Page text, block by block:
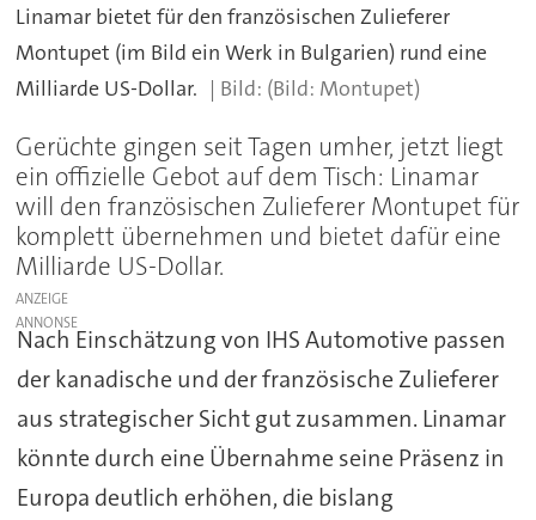
Linamar bietet für den französischen Zulieferer
Montupet (im Bild ein Werk in Bulgarien) rund eine
Milliarde US-Dollar.
(Bild: Montupet)
Gerüchte gingen seit Tagen umher, jetzt liegt
ein offizielle Gebot auf dem Tisch: Linamar
will den französischen Zulieferer Montupet für
komplett übernehmen und bietet dafür eine
Milliarde US-Dollar.
ANZEIGE
Nach Einschätzung von IHS Automotive passen
der kanadische und der französische Zulieferer
aus strategischer Sicht gut zusammen. Linamar
könnte durch eine Übernahme seine Präsenz in
Europa deutlich erhöhen, die bislang